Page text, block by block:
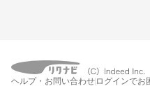
ヘルプ・お問い合わせ ログインでお